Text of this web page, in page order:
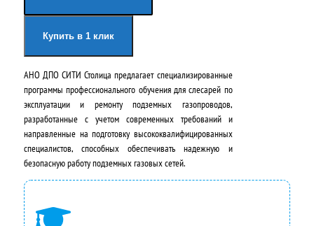
Купить в 1 клик
АНО ДПО СИТИ Столица предлагает специализированные
программы профессионального обучения для слесарей по
эксплуатации и ремонту подземных газопроводов,
разработанные с учетом современных требований и
направленные на подготовку высококвалифицированных
специалистов, способных обеспечивать надежную и
безопасную работу подземных газовых сетей.